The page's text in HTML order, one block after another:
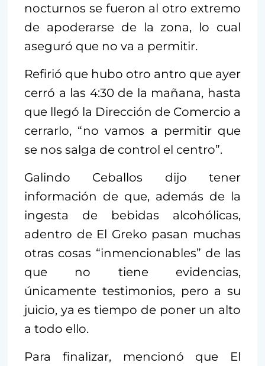
nocturnos se fueron al otro extremo
de apoderarse de la zona, lo cual
aseguró que no va a permitir.
Refirió que hubo otro antro que ayer
cerró a las 4:30 de la mañana, hasta
que llegó la Dirección de Comercio a
cerrarlo, “no vamos a permitir que
se nos salga de control el centro”.
Galindo Ceballos dijo tener
información de que, además de la
ingesta de bebidas alcohólicas,
adentro de El Greko pasan muchas
otras cosas “inmencionables” de las
que no tiene evidencias,
únicamente testimonios, pero a su
juicio, ya es tiempo de poner un alto
a todo ello.
Para finalizar, mencionó que El